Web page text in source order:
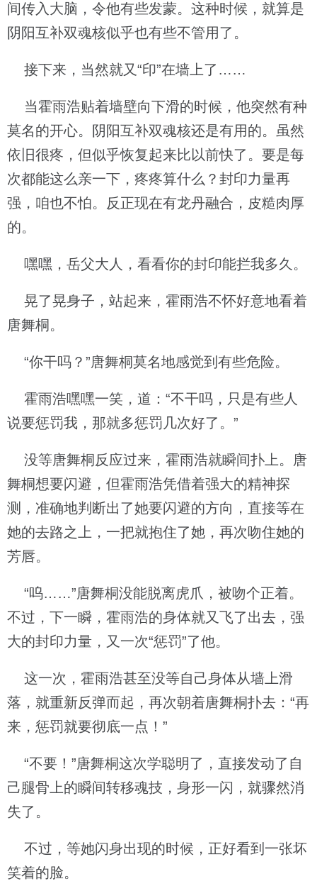
间传入大脑，令他有些发蒙。这种时候，就算是
阴阳互补双魂核似乎也有些不管用了。
接下来，当然就又“印”在墙上了……
当霍雨浩贴着墙壁向下滑的时候，他突然有种
莫名的开心。阴阳互补双魂核还是有用的。虽然
依旧很疼，但似乎恢复起来比以前快了。要是每
次都能这么亲一下，疼疼算什么？封印力量再
强，咱也不怕。反正现在有龙丹融合，皮糙肉厚
的。
嘿嘿，岳父大人，看看你的封印能拦我多久。
晃了晃身子，站起来，霍雨浩不怀好意地看着
唐舞桐。
“你干吗？”唐舞桐莫名地感觉到有些危险。
霍雨浩嘿嘿一笑，道：“不干吗，只是有些人
说要惩罚我，那就多惩罚几次好了。”
没等唐舞桐反应过来，霍雨浩就瞬间扑上。唐
舞桐想要闪避，但霍雨浩凭借着强大的精神探
测，准确地判断出了她要闪避的方向，直接等在
她的去路之上，一把就抱住了她，再次吻住她的
芳唇。
“呜……”唐舞桐没能脱离虎爪，被吻个正着。
不过，下一瞬，霍雨浩的身体就又飞了出去，强
大的封印力量，又一次“惩罚”了他。
这一次，霍雨浩甚至没等自己身体从墙上滑
落，就重新反弹而起，再次朝着唐舞桐扑去：“再
来，惩罚就要彻底一点！”
“不要！”唐舞桐这次学聪明了，直接发动了自
己腿骨上的瞬间转移魂技，身形一闪，就骤然消
失了。
不过，等她闪身出现的时候，正好看到一张坏
笑着的脸。